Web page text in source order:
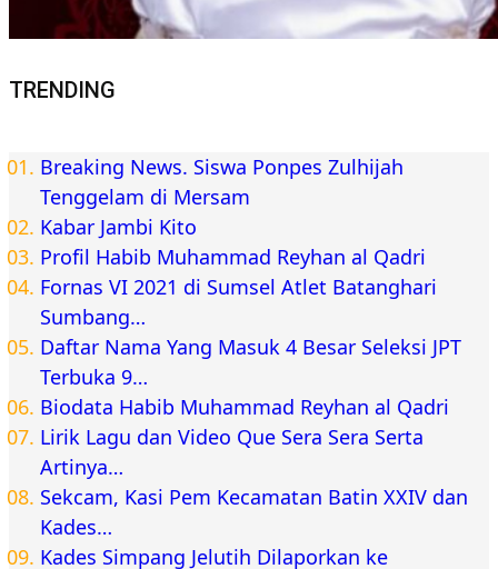
TRENDING
Breaking News. Siswa Ponpes Zulhijah
Tenggelam di Mersam
Kabar Jambi Kito
Profil Habib Muhammad Reyhan al Qadri
Fornas VI 2021 di Sumsel Atlet Batanghari
Sumbang…
Daftar Nama Yang Masuk 4 Besar Seleksi JPT
Terbuka 9…
Biodata Habib Muhammad Reyhan al Qadri
Lirik Lagu dan Video Que Sera Sera Serta
Artinya…
Sekcam, Kasi Pem Kecamatan Batin XXIV dan
Kades…
Kades Simpang Jelutih Dilaporkan ke